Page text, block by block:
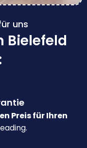
uns
Bielefeld
Preis für Ihren